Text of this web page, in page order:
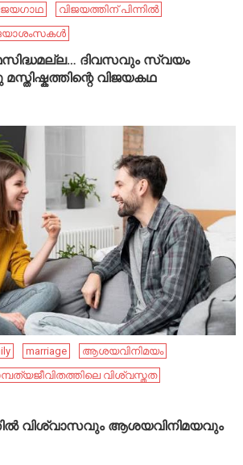
വിജയത്തിന് പിന്നിൽ
ദിവസവും സ്വയം
വിജയകഥ
marriage
ആശയവിനിമയം
വിശ്വസ്തത
വിശ്വാസവും ആശയവിനിമയവും